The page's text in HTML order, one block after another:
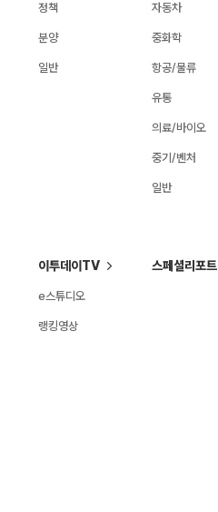
정책
분양
일반
자동차
중화학
항공/물류
유통
의료/바이오
중기/벤처
일반
이투데이TV
e스튜디오
랭킹영상
스페셜리포트